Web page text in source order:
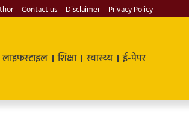
Contact us Disclaimer Privacy Policy
लाइफस्टाइल शिक्षा स्वास्थ्य ई-पेपर